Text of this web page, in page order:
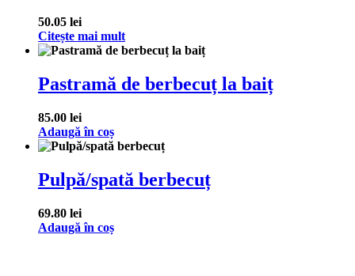
50.05 lei
Citește mai mult
Pastramă de berbecuț la baiț
85.00 lei
Adaugă în coș
Pulpă/spată berbecuț
69.80 lei
Adaugă în coș